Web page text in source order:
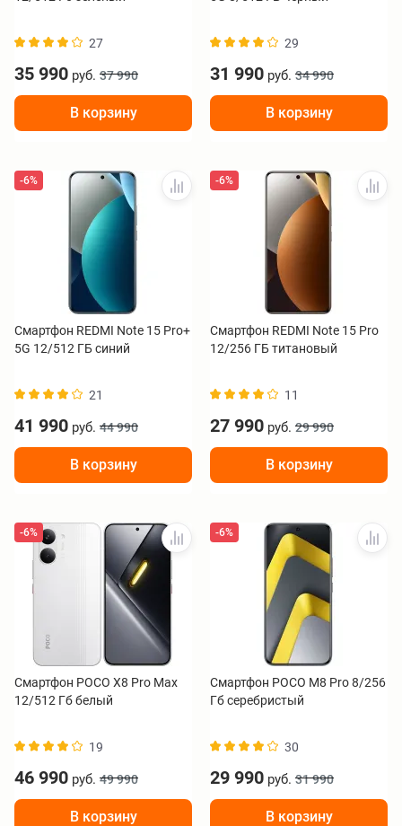
27
35 990 руб. 37 990
В корзину
29
31 990 руб. 34 990
В корзину
-6%
Смартфон REDMI Note 15 Pro+
5G 12/512 ГБ синий
21
41 990 руб. 44 990
В корзину
-6%
Смартфон REDMI Note 15 Pro
12/256 ГБ титановый
11
27 990 руб. 29 990
В корзину
-6%
Смартфон POCO X8 Pro Max
12/512 Гб белый
19
46 990 руб. 49 990
В корзину
-6%
Смартфон POCO M8 Pro 8/256
Гб серебристый
30
29 990 руб. 31 990
В корзину